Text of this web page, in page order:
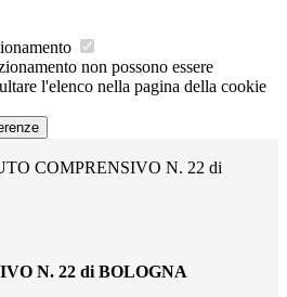
non possono essere
l'elenco nella pagina della cookie
COMPRENSIVO N. 22 di
N. 22 di BOLOGNA